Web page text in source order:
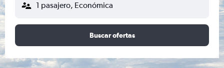
1 pasajero, Económica
Buscar ofertas